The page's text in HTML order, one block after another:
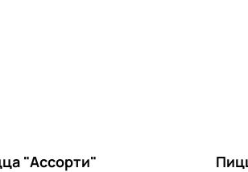
"Ассорти"